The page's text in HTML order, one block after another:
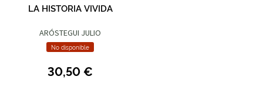
LA HISTORIA VIVIDA
ARÓSTEGUI JULIO
No disponible
30,50 €